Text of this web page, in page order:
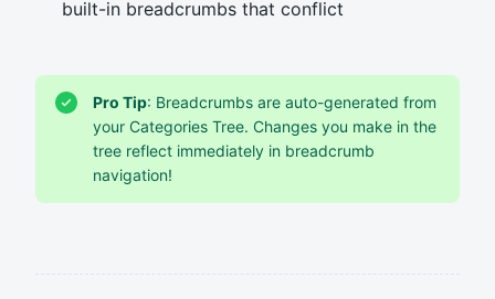
built-in breadcrumbs that conflict
Pro Tip: Breadcrumbs are auto-generated from
your Categories Tree. Changes you make in the
tree reflect immediately in breadcrumb
navigation!